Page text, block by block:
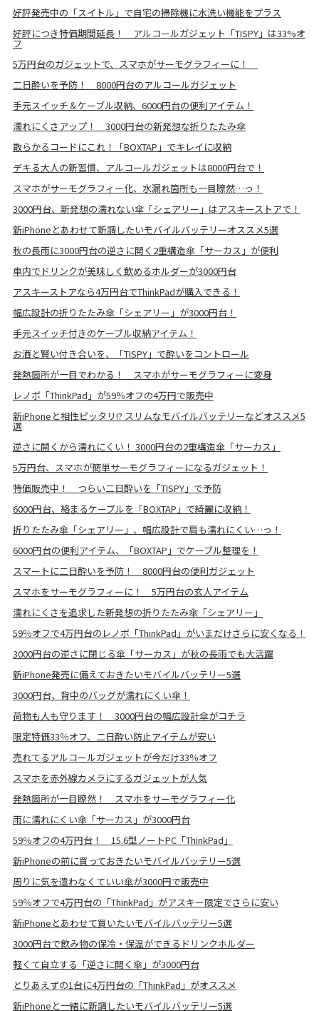
好評発売中の「スイトル」で自宅の掃除機に水洗い機能をプラス
好評につき特価期間延長！ アルコールガジェット「TISPY」は33%オ
フ
5万円台のガジェットで、スマホがサーモグラフィーに！
二日酔いを予防！ 8000円台のアルコールガジェット
手元スイッチ＆ケーブル収納、6000円台の便利アイテム！
濡れにくさアップ！ 3000円台の新発想な折りたたみ傘
散らかるコードにこれ！「BOXTAP」でキレイに収納
デキる大人の新習慣、アルコールガジェットは8000円台で！
スマホがサーモグラフィー化、水漏れ箇所も一目瞭然…っ！
3000円台、新発想の濡れない傘「シェアリー」はアスキーストアで！
新iPhoneとあわせて新調したいモバイルバッテリーオススメ5選
秋の長雨に3000円台の逆さに開く2重構造傘「サーカス」が便利
車内でドリンクが美味しく飲めるホルダーが3000円台
アスキーストアなら4万円台でThinkPadが購入できる！
幅広設計の折りたたみ傘「シェアリー」が3000円台！
手元スイッチ付きのケーブル収納アイテム！
お酒と賢い付き合いを、「TISPY」で酔いをコントロール
発熱箇所が一目でわかる！ スマホがサーモグラフィーに変身
レノボ「ThinkPad」が59％オフの4万円で販売中
新iPhoneと相性ピッタリ!? スリムなモバイルバッテリーなどオススメ5
選
逆さに開くから濡れにくい！ 3000円台の2重構造傘「サーカス」
5万円台、スマホが簡単サーモグラフィーになるガジェット！
特価販売中！ つらい二日酔いを「TISPY」で予防
6000円台、絡まるケーブルを「BOXTAP」で綺麗に収納！
折りたたみ傘「シェアリー」、幅広設計で肩も濡れにくい…っ！
6000円台の便利アイテム、「BOXTAP」でケーブル整理を！
スマートに二日酔いを予防！ 8000円台の便利ガジェット
スマホをサーモグラフィーに！ 5万円台の玄人アイテム
濡れにくさを追求した新発想の折りたたみ傘「シェアリー」
59％オフで4万円台のレノボ「ThinkPad」がいまだけさらに安くなる！
3000円台の逆さに閉じる傘「サーカス」が秋の長雨でも大活躍
新iPhone発売に備えておきたいモバイルバッテリー5選
3000円台、背中のバッグが濡れにくい傘！
荷物も人も守ります！ 3000円台の幅広設計傘がコチラ
限定特価33％オフ、二日酔い防止アイテムが安い
売れてるアルコールガジェットが今だけ33％オフ
スマホを赤外線カメラにするガジェットが人気
発熱箇所が一目瞭然！ スマホをサーモグラフィー化
雨に濡れにくい傘「サーカス」が3000円台
59％オフの4万円台！ 15.6型ノートPC「ThinkPad」
新iPhoneの前に買っておきたいモバイルバッテリー5選
周りに気を遣わなくていい傘が3000円で販売中
59％オフで4万円台の「ThinkPad」がアスキー限定でさらに安い
新iPhoneとあわせて買いたいモバイルバッテリー5選
3000円台で飲み物の保冷・保温ができるドリンクホルダー
軽くて自立する「逆さに開く傘」が3000円台
とりあえずの1台に4万円台の「ThinkPad」がオススメ
新iPhoneと一緒に新調したいモバイルバッテリー5選